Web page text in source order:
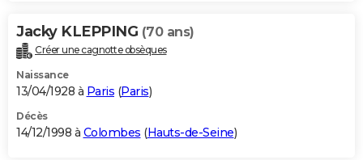
Jacky KLEPPING (70 ans)
Créer une cagnotte obsèques
Naissance
13/04/1928 à Paris (Paris)
Décès
14/12/1998 à Colombes (Hauts-de-Seine)